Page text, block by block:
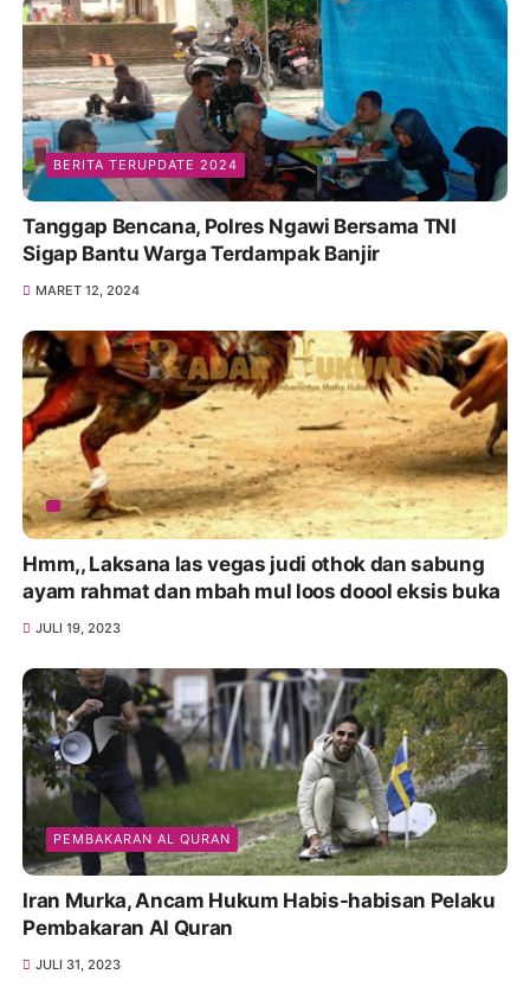
BERITA TERUPDATE 2024
Tanggap Bencana, Polres Ngawi Bersama TNI
Sigap Bantu Warga Terdampak Banjir
MARET 12, 2024
Hmm,, Laksana las vegas judi othok dan sabung
ayam rahmat dan mbah mul loos doool eksis buka
JULI 19, 2023
PEMBAKARAN AL QURAN
Iran Murka, Ancam Hukum Habis-habisan Pelaku
Pembakaran Al Quran
JULI 31, 2023